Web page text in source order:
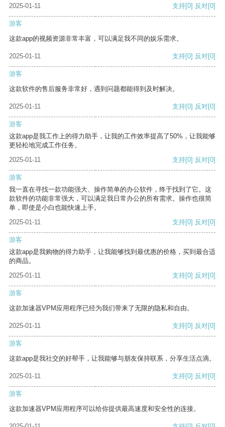
2025-01-11
支持[0] 反对[0]
游客
这款app的视频资源非常丰富，可以满足我不同的娱乐需求。
2025-01-11 支持[0] 反对[0]
游客
这款软件的售后服务非常好，遇到问题都能得到及时解决。
2025-01-11 支持[0] 反对[0]
游客
这款app是我工作上的得力助手，让我的工作效率提高了50%，让我能够
更轻松地完成工作任务。
2025-01-11
支持[0] 反对[0]
游客
我一直在寻找一款功能强大、操作简单的办公软件，终于找到了它。这
款软件的功能非常强大，可以满足我日常办公的所有需求。操作也很简
单，即使是小白也能快速上手。
2025-01-11
支持[0] 反对[0]
游客
这款app是我购物的得力助手，让我能够找到最优惠的价格，买到最合适
的商品。
2025-01-11
支持[0] 反对[0]
游客
这款加速器VPM应用程序已经为我们带来了无限的隐私和自由。
2025-01-11 支持[0] 反对[0]
游客
这款app是我社交的好帮手，让我能够与朋友保持联系，分享生活点滴。
2025-01-11 支持[0] 反对[0]
游客
这款加速器VPM应用程序可以给你提供最高速度和安全性的连接。